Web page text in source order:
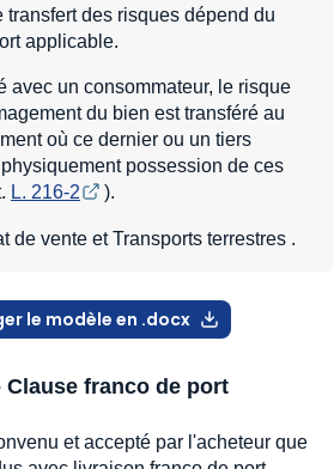
transfert des risques dépend du
applicable.
avec un consommateur, le risque
du bien est transféré au
où ce dernier ou un tiers
possession de ces
L. 216-2 ).
de vente et Transports terrestres .
le modèle en .docx
Clause franco de port
et accepté par l'acheteur que